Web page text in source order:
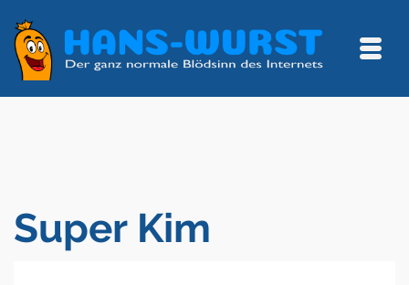
Super Kim